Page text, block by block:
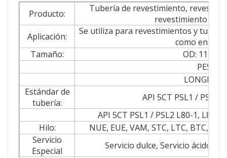
Producto:
Tubería de revestimiento,
revestimiento de
Aplicación:
Se utiliza para revestimientos y
como en
Tamaño:
OD: 114,3
PESO:
Estándar de
tubería:
API 5CT PSL1 / PSL2
API 5CT PSL1 / PSL2 L80-1, L80-
Hilo:
NUE, EUE, VAM, STC, LTC, BTC,
Servicio
Especial
Servicio dulce, Servicio ácido,